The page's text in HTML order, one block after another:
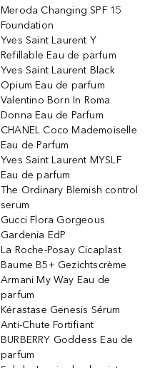
Meroda Changing SPF 15
Foundation
Yves Saint Laurent Y
Refillable Eau de parfum
Yves Saint Laurent Black
Opium Eau de parfum
Valentino Born In Roma
Donna Eau de Parfum
CHANEL Coco Mademoiselle
Eau de Parfum
Yves Saint Laurent MYSLF
Eau de parfum
The Ordinary Blemish control
serum
Gucci Flora Gorgeous
Gardenia EdP
La Roche-Posay Cicaplast
Baume B5+ Gezichtscrème
Armani My Way Eau de
parfum
Kérastase Genesis Sérum
Anti-Chute Fortifiant
BURBERRY Goddess Eau de
parfum